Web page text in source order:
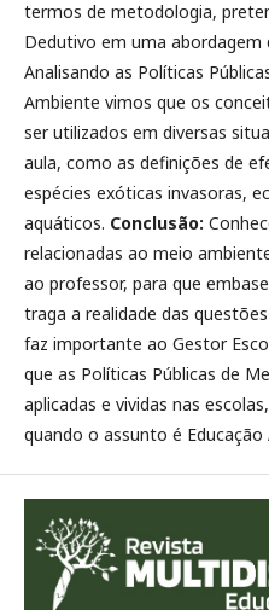
termos de metodologia,
Dedutivo em uma abordagem
Analisando as Políticas
Ambiente vimos que os
ser utilizados em diversas
aula, como as definições de
espécies exóticas invasoras,
aquáticos. Conclusão:
relacionadas ao meio
ao professor, para que
traga a realidade das
faz importante ao Gestor
que as Políticas Públicas de
aplicadas e vividas nas
quando o assunto é Educação